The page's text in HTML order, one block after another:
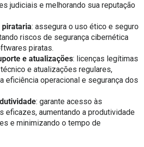
judiciais e melhorando sua reputação
pirataria: assegura o uso ético e seguro
riscos de segurança cibernética
piratas.
e atualizações: licenças legítimas
e atualizações regulares,
eficiência operacional e segurança dos
: garante acesso às
eficazes, aumentando a produtividade
e minimizando o tempo de